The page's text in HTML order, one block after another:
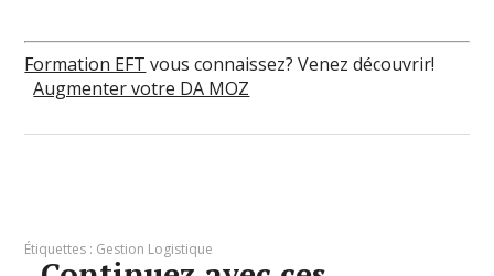
Formation EFT vous connaissez? Venez découvrir!
Augmenter votre DA MOZ
Étiquettes : Gestion Logistique